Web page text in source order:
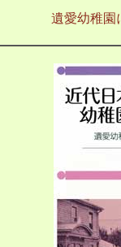
遺愛幼稚園